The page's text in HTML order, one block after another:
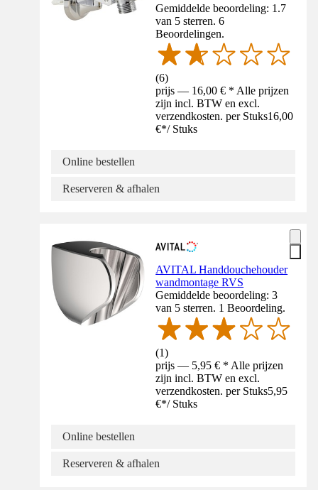
Gemiddelde beoordeling: 1.7
van 5 sterren. 6
Beoordelingen.
(6)
prijs — 16,00 € * Alle prijzen
zijn incl. BTW en excl.
verzendkosten. per Stuks16,00
€*/ Stuks
Online bestellen
Reserveren & afhalen
AVITAL Handdouchehouder
wandmontage RVS
Gemiddelde beoordeling: 3
van 5 sterren. 1 Beoordeling.
(1)
prijs — 5,95 € * Alle prijzen
zijn incl. BTW en excl.
verzendkosten. per Stuks5,95
€*/ Stuks
Online bestellen
Reserveren & afhalen